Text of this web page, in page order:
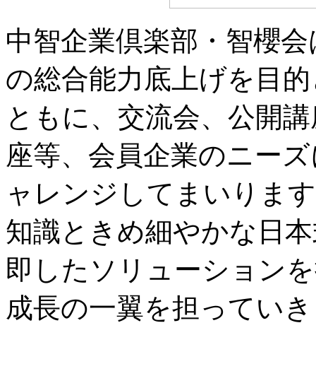
中智企業倶楽部・智櫻
の総合能力底上げを目
ともに、交流会、公開
座等、会員企業のニー
ャレンジしてまいりま
知識ときめ細やかな日
即したソリューション
成長の一翼を担ってい